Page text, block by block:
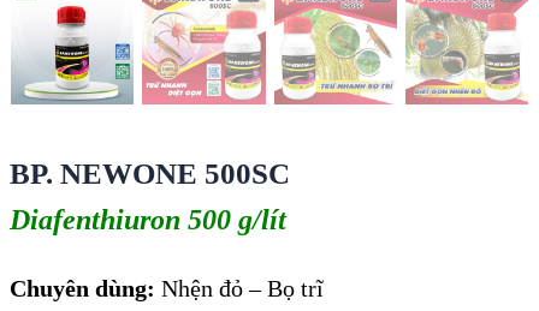
BP. NEWONE 500SC
Diafenthiuron 500 g/lít
Chuyên dùng: Nhện đỏ – Bọ trĩ